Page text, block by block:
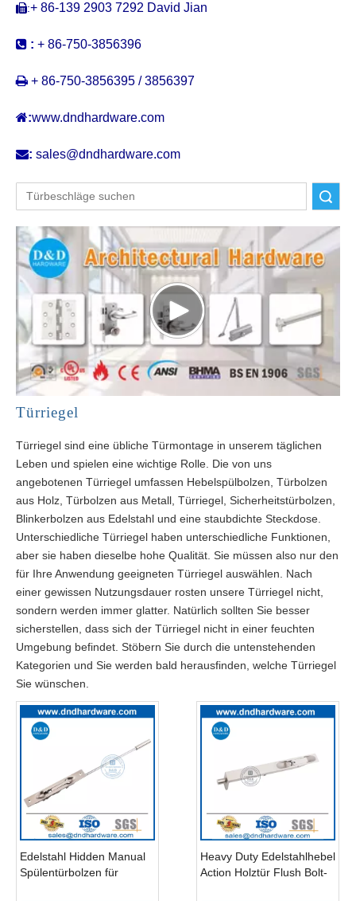
:+ 86-139 2903 7292 David Jian
 : + 86-750-3856396
 + 86-750-3856395 / 3856397
:www.dndhardware.com
: sales@dndhardware.com
Türriegel
Türriegel sind eine übliche Türmontage in unserem täglichen
Leben und spielen eine wichtige Rolle. Die von uns
angebotenen Türriegel umfassen Hebelspülbolzen, Türbolzen
aus Holz, Türbolzen aus Metall, Türriegel, Sicherheitstürbolzen,
Blinkerbolzen aus Edelstahl und eine staubdichte Steckdose.
Unterschiedliche Türriegel haben unterschiedliche Funktionen,
aber sie haben dieselbe hohe Qualität. Sie müssen also nur den
für Ihre Anwendung geeigneten Türriegel auswählen. Nach
einer gewissen Nutzungsdauer rosten unsere Türriegel nicht,
sondern werden immer glatter. Natürlich sollten Sie besser
sicherstellen, dass sich der Türriegel nicht in einer feuchten
Umgebung befindet. Stöbern Sie durch die untenstehenden
Kategorien und Sie werden bald herausfinden, welche Türriegel
Sie wünschen.
Edelstahl Hidden Manual
Spülentürbolzen für
Heavy Duty Edelstahlhebel
Action Holztür Flush Bolt-